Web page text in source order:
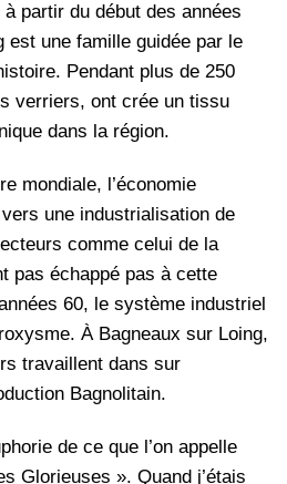
partir du début des années
est une famille guidée par le
Pendant plus de 250
verriers, ont crée un tissu
dans la région.
mondiale, l’économie
une industrialisation de
comme celui de la
pas échappé pas à cette
60, le système industriel
À Bagneaux sur Loing,
travaillent dans sur
Bagnolitain.
de ce que l’on appelle
Glorieuses ». Quand j’étais